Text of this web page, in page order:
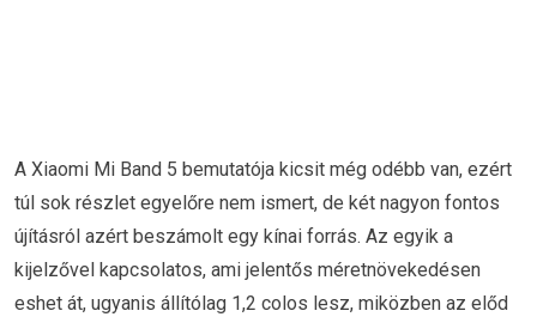
A Xiaomi Mi Band 5 bemutatója kicsit még odébb van, ezért
túl sok részlet egyelőre nem ismert, de két nagyon fontos
újításról azért beszámolt egy kínai forrás. Az egyik a
kijelzővel kapcsolatos, ami jelentős méretnövekedésen
eshet át, ugyanis állítólag 1,2 colos lesz, miközben az előd